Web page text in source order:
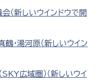
会（新しいウインドウで開
・湯河原 （新しいウイン
広域圏） （新しいウイ